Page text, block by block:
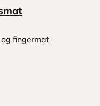
fingermat